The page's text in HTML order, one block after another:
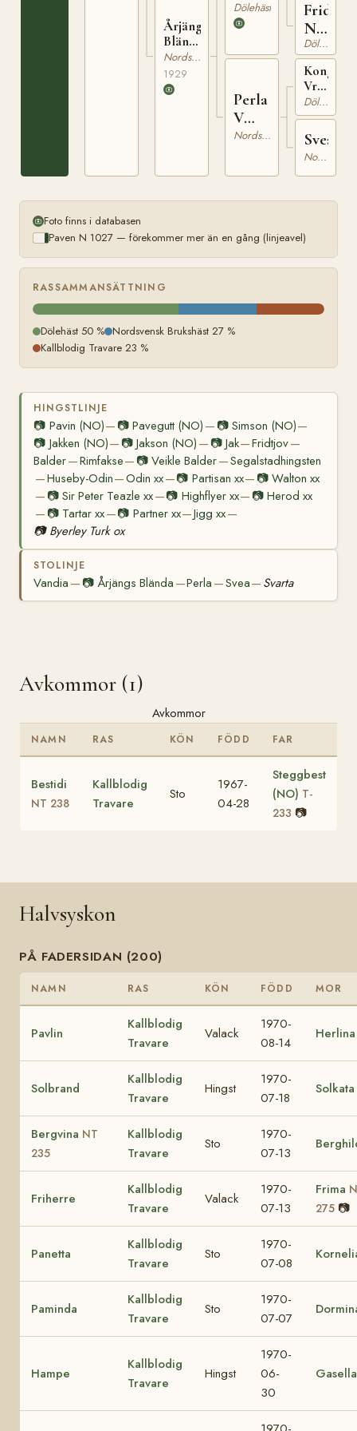
Årjängs
Blända
2736 Nordsvensk Brukshäst
1929
Dölehäst
Perla
V
606 Nordsvensk Brukshäst
Frida
N
2665
Dölehäst
Vrml.
h.r.
284
Dölehäst
Svea
Nordsvensk Brukshäst
Foto finns i databasen
Paven N 1027 — förekommer mer än en gång (linjeavel)
RASSAMMANSÄTTNING
Dölehäst 50 % Nordsvensk Brukshäst 27 %
Kallblodig Travare 23 %
HINGSTLINJE
📷 Pavin (NO)— 📷Pavegutt (NO) — 📷 Simson (NO)—
📷 Jakken (NO)— 📷Jakson (NO) — 📷Jak—Fridtjov—
Balder—Rimfakse— 📷Veikle Balder—Segalstadhingsten
—Huseby-Odin—Odin xx—📷 Partisan xx— 📷Walton xx
— 📷Sir Peter Teazle xx—📷 Highflyer xx— 📷Herod xx
— 📷 Tartar xx—📷 Partner xx—Jigg xx—
📷 Byerley Turk ox
STOLINJE
Vandia — 📷Årjängs Blända —Perla —Svea— Svarta
Avkommor (1)
Avkommor
NAMN RAS KÖN FÖDD FAR
Bestidi
NT 238
Kallblodig
Travare
Sto
1967-
04-28
Steggbest
(NO) T-
233 📷
Halvsyskon
PÅ FADERSIDAN (200)
NAMN RAS KÖN FÖDD MOR
Pavlin
Kallblodig
Travare
Valack
1970-
08-14
Herlina
Solbrand
Kallblodig
Travare
Hingst
1970-
07-18
Solkata
Bergvina NT
235
Kallblodig
Travare
Sto
1970-
07-13
Friherre
Kallblodig
Travare
Valack
1970-
07-13
Frima
275 📷
Panetta
Kallblodig
Travare
Sto
1970-
07-08
Paminda
Kallblodig
Travare
Sto
1970-
07-07
Hampe
Kallblodig
Travare
Hingst
1970-
06-
30
Gasella